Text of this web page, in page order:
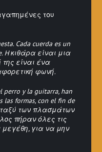
του
Cada cuerda es un
H κιθάρα είναι μια
είναι ένα
φωνή.
perro y la guitarra, han
las formas, con el fin de
των πλασμάτων
πήραν όλες τις
για να μην